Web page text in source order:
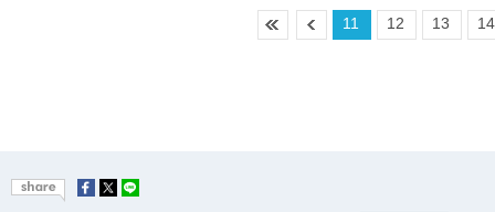
11 12 13 14